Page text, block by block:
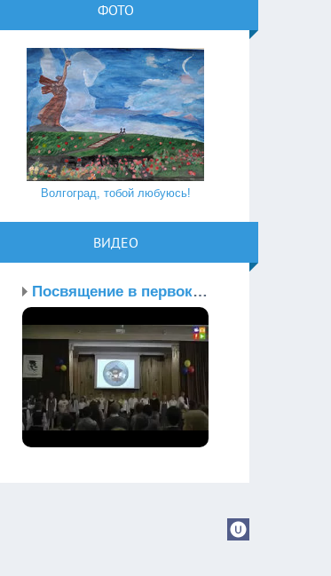
ФОТО
Волгоград, тобой любуюсь!
ВИДЕО
Посвящение в первокласс...